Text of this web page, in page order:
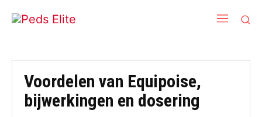
Voordelen van Equipoise,
bijwerkingen en dosering